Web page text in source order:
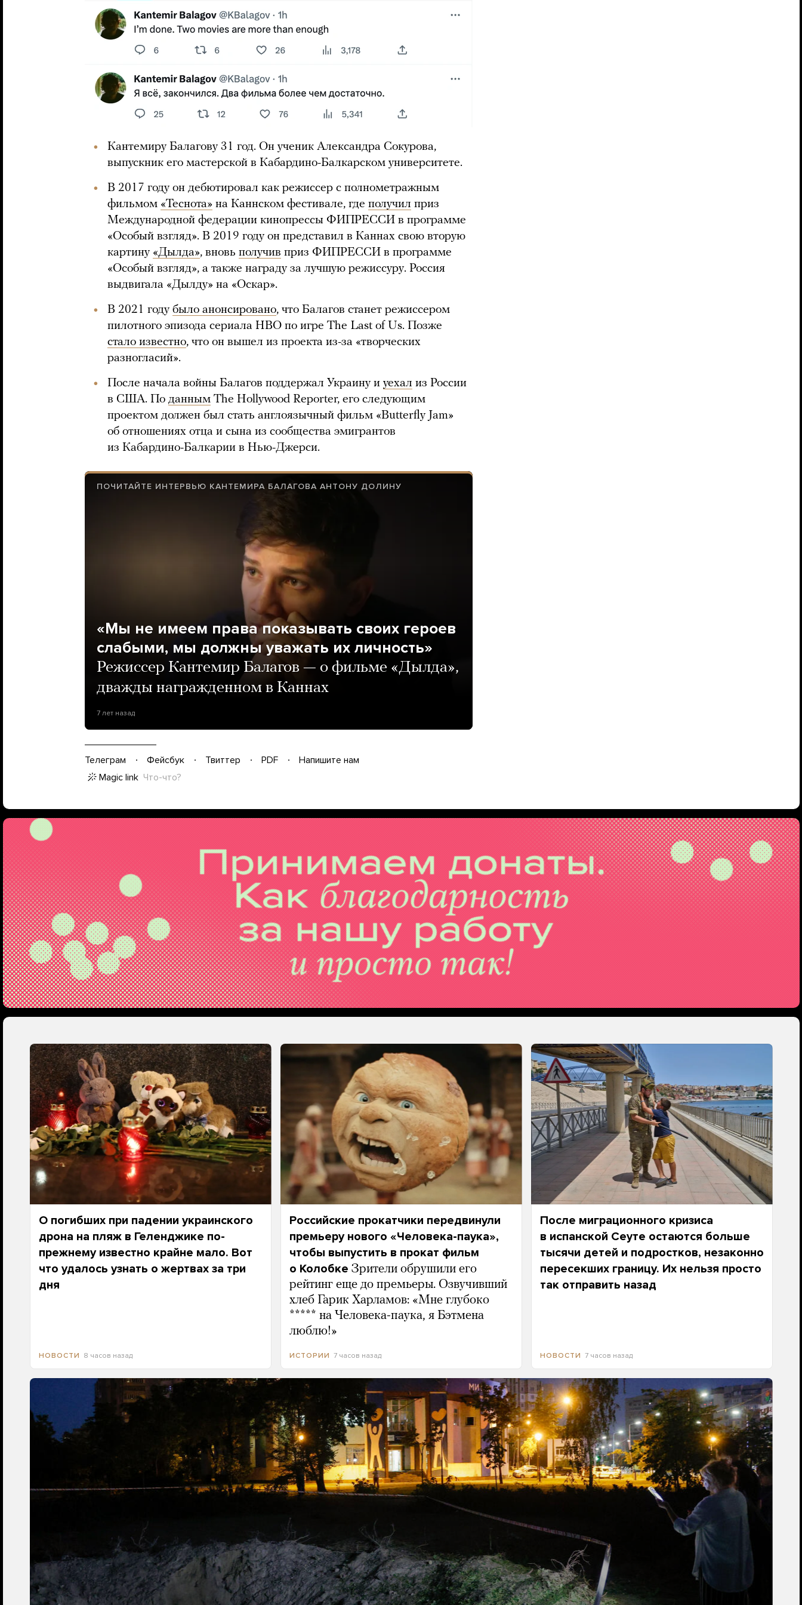
Кантемиру Балагову 31 год. Он ученик Александра Сокурова,
выпускник его мастерской в Кабардино-Балкарском университете.
В 2017 году он дебютировал как режиссер с полнометражным
фильмом «Теснота» на Каннском фестивале, где получил приз
Международной федерации кинопрессы ФИПРЕССИ в программе
«Особый взгляд». В 2019 году он представил в Каннах свою вторую
картину «Дылда», вновь получив приз ФИПРЕССИ в программе
«Особый взгляд», а также награду за лучшую режиссуру. Россия
выдвигала «Дылду» на «Оскар».
В 2021 году было анонсировано, что Балагов станет режиссером
пилотного эпизода сериала HBO по игре The Last of Us. Позже
стало известно, что он вышел из проекта из-за «творческих
разногласий».
После начала войны Балагов поддержал Украину и уехал из России
в США. По данным The Hollywood Reporter, его следующим
проектом должен был стать англоязычный фильм «Butterfly Jam»
об отношениях отца и сына из сообщества эмигрантов
из Кабардино-Балкарии в Нью-Джерси.
ПОЧИТАЙТЕ ИНТЕРВЬЮ КАНТЕМИРА БАЛАГОВА АНТОНУ ДОЛИНУ
«Мы не имеем права показывать своих героев
слабыми, мы должны уважать их личность»
Режиссер Кантемир Балагов — о фильме «Дылда»,
дважды награжденном в Каннах
7 лет назад
Телеграм Фейсбук Твиттер PDF
Напишите нам
Magic link Что-что?
О погибших при падении украинского
дрона на пляж в Геленджике по-
прежнему известно крайне мало. Вот
что удалось узнать о жертвах за три
дня
НОВОСТИ 8 часов назад
Российские прокатчики передвинули
премьеру нового «Человека-паука»,
чтобы выпустить в прокат фильм
о Колобке Зрители обрушили его
рейтинг еще до премьеры. Озвучивший
хлеб Гарик Харламов: «Мне глубоко
***** на Человека-паука, я Бэтмена
люблю!»
ИСТОРИИ 7 часов назад
После миграционного кризиса
в испанской Сеуте остаются больше
тысячи детей и подростков, незаконно
пересекших границу. Их нельзя просто
так отправить назад
НОВОСТИ 7 часов назад